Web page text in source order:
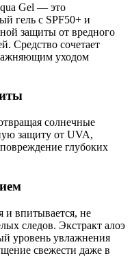
Gel — это
гель с SPF50+ и
защиты от вредного
Средство сочетает
уходом
солнечные
защиту от UVA,
глубоких
и впитывается, не
следов. Экстракт алоэ
уровень увлажнения
свежести даже в